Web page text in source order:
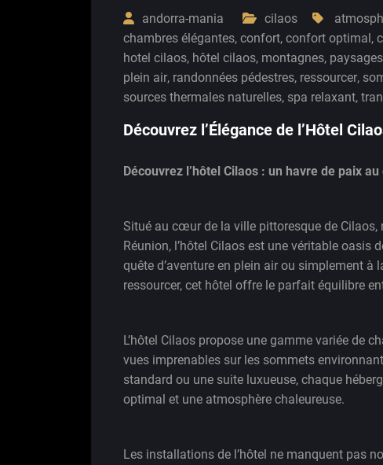
andorra-mania cilaos
chambres élégantes, confort, confort optimal,
hotel cilaos, hôtel cilaos, montagnes,
plein air, randonnées pédestres, ressourcer,
sources thermales naturelles, spa relaxant,
Découvrez l’Élégance de l’Hôtel
Découvrez l’hôtel Cilaos : un havre de paix
Situé au cœur de la ville pittoresque de Cilaos,
Réunion, l’hôtel Cilaos est une véritable oasis
quête d’aventure en plein air ou simplement à
ressourcer, cet hôtel offre le parfait équilibre
L’hôtel Cilaos propose une gamme variée de
vues imprenables sur les sommets
standard ou une suite luxueuse, chaque
optimal et une atmosphère chaleureuse.
Les installations de l’hôtel ne manquent pas